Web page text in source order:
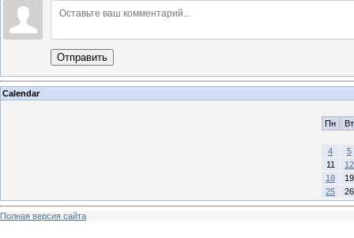
Отправить
Calendar
Пн Вт
4
5
11
12
18
19
25
26
Полная версия сайта